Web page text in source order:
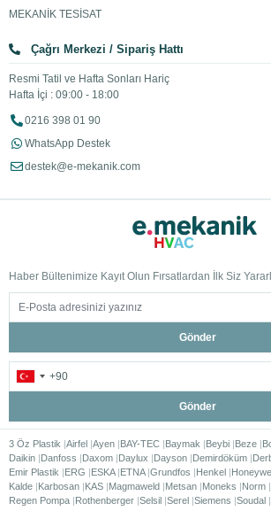
MEKANİK TESİSAT
Çağrı Merkezi / Sipariş Hattı
Resmi Tatil ve Hafta Sonları Hariç
Hafta İçi : 09:00 - 18:00
0216 398 01 90
WhatsApp Destek
destek@e-mekanik.com
Haber Bültenimize Kayıt Olun Fırsatlardan İlk Siz
Gönder
Gönder
3 Öz Plastik Airfel Ayen BAY-TEC Baymak Beybi Beze
Daikin Danfoss Daxom Daylux Dayson Demirdöküm
Emir Plastik
ERG ESKA ETNA Grundfos Henkel
Kalde Karbosan KAS Magmaweld Metsan Moneks Norm
Regen Pompa Rothenberger Selsil Serel Siemens Soudal